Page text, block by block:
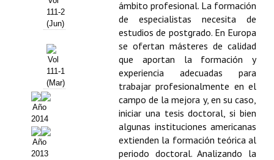
Buscador de Comunicaciones
CONTACTO
BUSCADOR
111-2
(Jun)
Vol
111-1
(Mar)
Año
2014
Año
2013
ámbito profesional. La formación
de especialistas necesita de
estudios de postgrado. En Europa
se ofertan másteres de calidad
que aportan la formación y
experiencia adecuadas para
trabajar profesionalmente en el
campo de la mejora y, en su caso,
iniciar una tesis doctoral, si bien
algunas instituciones americanas
extienden la formación teórica al
periodo doctoral. Analizando la